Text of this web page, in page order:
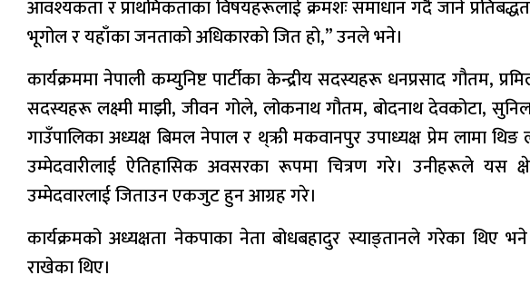
आवश्यकता र प्राथमिकताका विषयहरूलाई क्रमशः समाधान गर्दै जाने
भूगोल र यहाँका जनताको अधिकारको जित हो,” उनले भने।
कार्यक्रममा नेपाली कम्युनिष्ट पार्टीका केन्द्रीय सदस्यहरू धनप्रसाद गौतम,
सदस्यहरू लक्ष्मी माझी, जीवन गोले, लोकनाथ गौतम, बोदनाथ देवकोटा,
गाउँपालिका अध्यक्ष बिमल नेपाल र थ्ऋी मकवानपुर उपाध्यक्ष प्रेम लामा
उम्मेदवारीलाई ऐतिहासिक अवसरका रूपमा चित्रण गरे। उनीहरूले यस
उम्मेदवारलाई जिताउन एकजुट हुन आग्रह गरे।
कार्यक्रमको अध्यक्षता नेकपाका नेता बोधबहादुर स्याङ्तानले गरेका थिए
राखेका थिए।